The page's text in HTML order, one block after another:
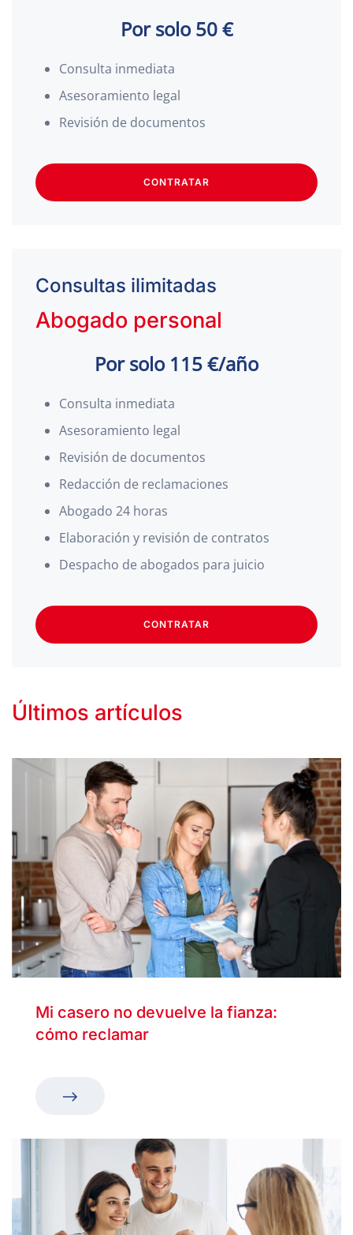
Por solo 50 €
Consulta inmediata
Asesoramiento legal
Revisión de documentos
CONTRATAR
Consultas ilimitadas
Abogado personal
Por solo 115 €/año
Consulta inmediata
Asesoramiento legal
Revisión de documentos
Redacción de reclamaciones
Abogado 24 horas
Elaboración y revisión de contratos
Despacho de abogados para juicio
CONTRATAR
Últimos artículos
Mi casero no devuelve la fianza:
cómo reclamar